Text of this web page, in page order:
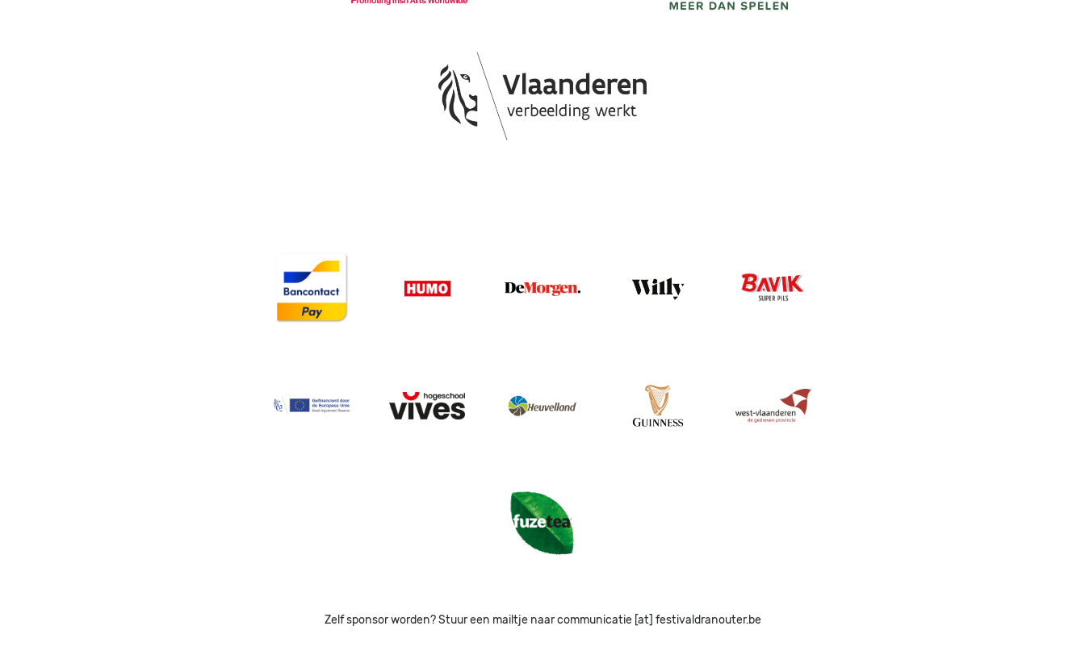
Image
Image
Image
Image
Image Image
Image Image Image Image Image
Image
Zelf sponsor worden? Stuur een mailtje naar communicatie [at] festivaldranouter.be